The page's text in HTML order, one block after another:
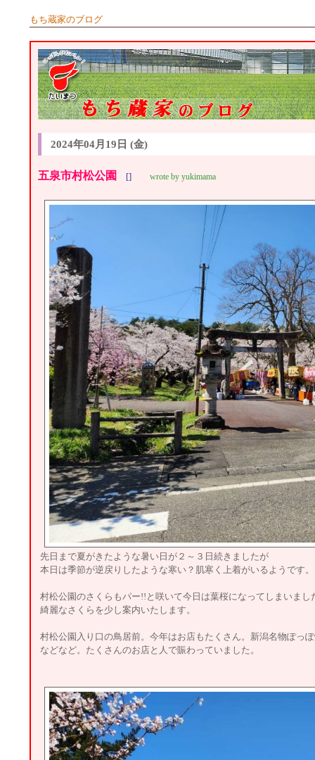
もち蔵家のブログ
2024年04月19日 (金)
五泉市村松公園 [] wrote by yukimama
先日まで夏がきたような暑い日が２～３日続きましたが
本日は季節が逆戻りしたような寒い？肌寒く上着がいるようです。
村松公園のさくらもパー!!と咲いて今日は葉桜になってしまいまし
綺麗なさくらを少し案内いたします。
村松公園入り口の鳥居前。今年はお店もたくさん。新潟名物ぽっ
などなど。たくさんのお店と人で賑わっていました。